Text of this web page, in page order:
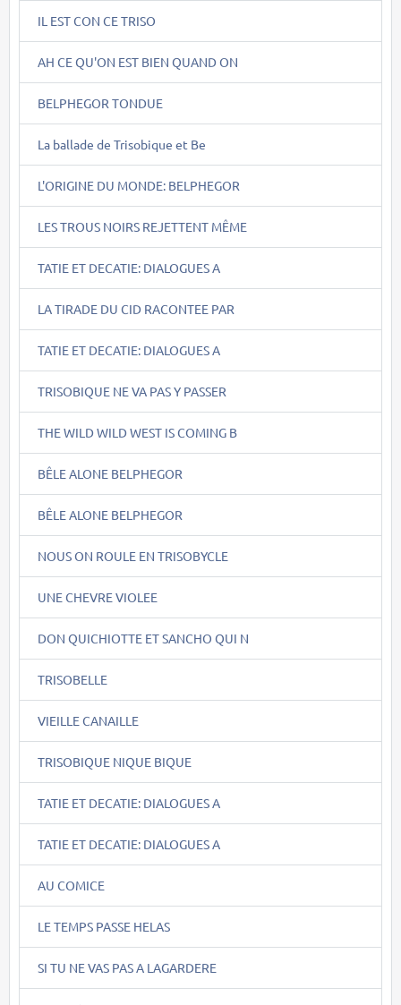
IL EST CON CE TRISO
AH CE QU'ON EST BIEN QUAND ON
BELPHEGOR TONDUE
La ballade de Trisobique et Be
L'ORIGINE DU MONDE: BELPHEGOR
LES TROUS NOIRS REJETTENT MÊME
TATIE ET DECATIE: DIALOGUES A
LA TIRADE DU CID RACONTEE PAR
TATIE ET DECATIE: DIALOGUES A
TRISOBIQUE NE VA PAS Y PASSER
THE WILD WILD WEST IS COMING B
BÊLE ALONE BELPHEGOR
BÊLE ALONE BELPHEGOR
NOUS ON ROULE EN TRISOBYCLE
UNE CHEVRE VIOLEE
DON QUICHIOTTE ET SANCHO QUI N
TRISOBELLE
VIEILLE CANAILLE
TRISOBIQUE NIQUE BIQUE
TATIE ET DECATIE: DIALOGUES A
TATIE ET DECATIE: DIALOGUES A
AU COMICE
LE TEMPS PASSE HELAS
SI TU NE VAS PAS A LAGARDERE